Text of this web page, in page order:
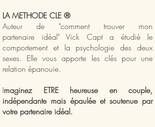
LA METHODE CLE ®
Auteur de "comment trouver mon
partenaire idéal" Vick Capt a étudié le
comportement et la psychologie des deux
sexes. Elle vous apporte les clés pour une
relation épanouie.
Imaginez ETRE heureuse en couple,
indépendante mais épaulée et soutenue par
votre partenaire idéal.